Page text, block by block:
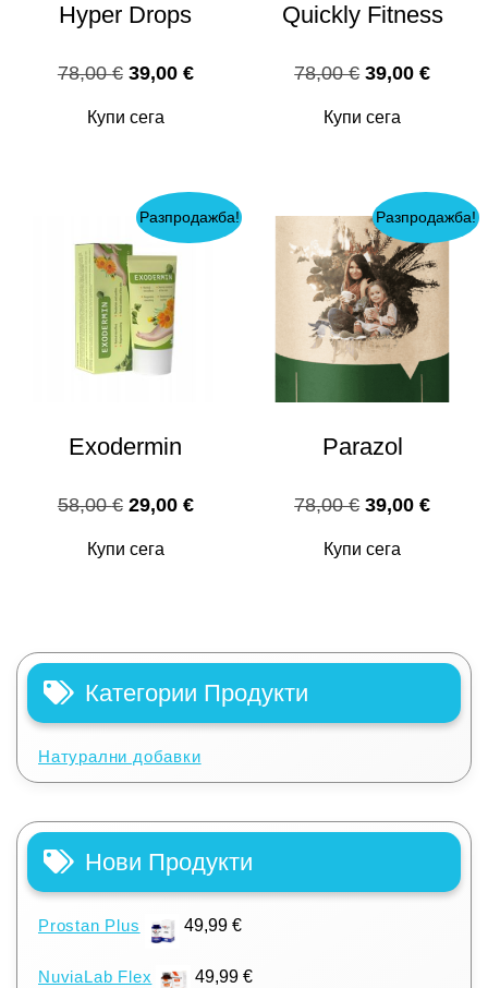
Hyper Drops
78,00€ Original
39,00 €Текущата
Купи сега
Quickly Fitness
78,00€ Original
39,00€
Купи сега
Разпродажба!
Exodermin
58,00€ Original
was:
29,00 €Текущата
Купи сега
Разпродажба!
Parazol
78,00€ Original
was:
39,00€
Купи сега
Категории Продукти
Натурални добавки
Нови Продукти
Prostan Plus 49,99 €
NuviaLab Flex 49,99€